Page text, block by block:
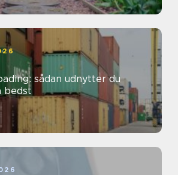
sådan udnytter du
bedst